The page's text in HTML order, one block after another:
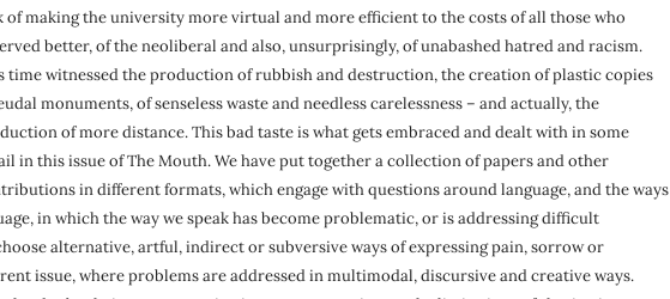
of making the university more virtual and more efficient to the costs of all those who
better, of the neoliberal and also, unsurprisingly, of unabashed hatred and racism.
time witnessed the production of rubbish and destruction, the creation of plastic copies
monuments, of senseless waste and needless carelessness – and actually, the
of more distance. This bad taste is what gets embraced and dealt with in some
in this issue of The Mouth. We have put together a collection of papers and other
in different formats, which engage with questions around language, and the ways
in which the way we speak has become problematic, or is addressing difficult
alternative, artful, indirect or subversive ways of expressing pain, sorrow or
issue, where problems are addressed in multimodal, discursive and creative ways.